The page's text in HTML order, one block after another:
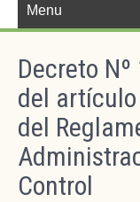
Menu
Decreto
del
del
Control